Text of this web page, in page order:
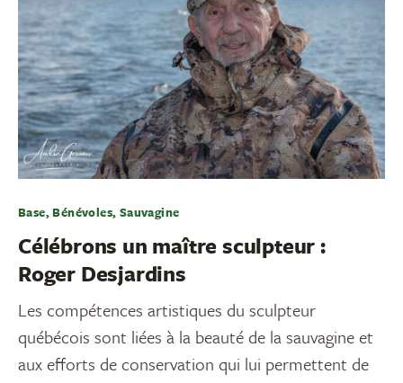
Base, Bénévoles, Sauvagine
Célébrons un maître sculpteur :
Roger Desjardins
Les compétences artistiques du sculpteur
québécois sont liées à la beauté de la sauvagine et
aux efforts de conservation qui lui permettent de